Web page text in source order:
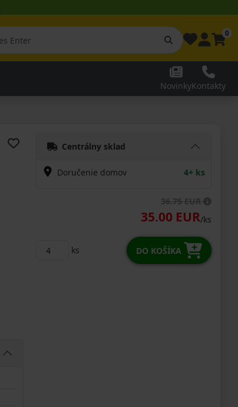
0
NovinkyKontakty
Centrálny sklad
Doručenie domov 4+ ks
36.75 EUR
35.00 EUR/ks
ks DO KOŠÍKA